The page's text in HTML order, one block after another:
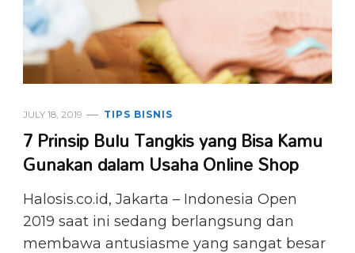
JULY 18, 2019 TIPS BISNIS
7 Prinsip Bulu Tangkis yang Bisa Kamu
Gunakan dalam Usaha Online Shop
Halosis.co.id, Jakarta – Indonesia Open
2019 saat ini sedang berlangsung dan
membawa antusiasme yang sangat besar